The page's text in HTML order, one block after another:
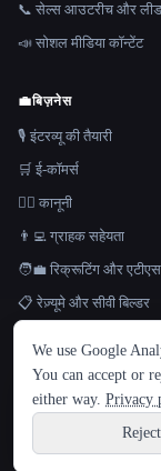
भाषा
English español
Hindi
📞 सेल्स आउटरीच और
📣 सोशल मीडिया कॉन्टेंट
💼बिज़नेस
🎙️ इंटरव्यू की तैयारी
🛒 ई-कॉमर्स
👩‍⚖️ कानूनी
👨‍💻 ग्राहक सहेयता
🧑‍💼 रिक्रूटिंग और एटीएस
📋 रेज़्यूमे और सीवी बिल्डर
📊 स्लाइड और प्रस्तुतियाँ
We use Google
You can accept or
either way. Privacy
Reject